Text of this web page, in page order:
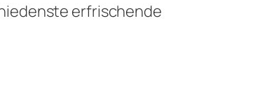
erfrischende